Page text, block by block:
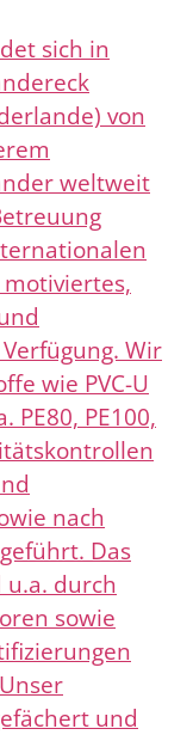
sich in
von
weltweit
Wir
wie PVC-U
PE80, PE100,
nach
Das
durch
sowie
und